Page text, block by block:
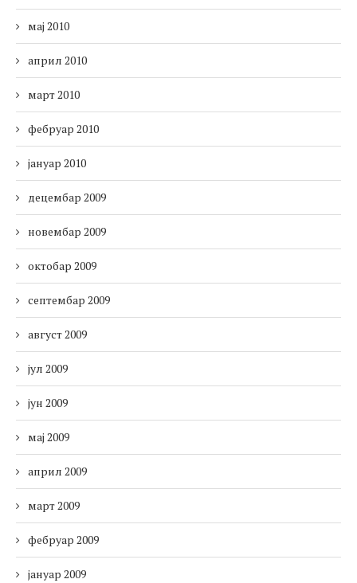
мај 2010
април 2010
март 2010
фебруар 2010
јануар 2010
децембар 2009
новембар 2009
октобар 2009
септембар 2009
август 2009
јул 2009
јун 2009
мај 2009
април 2009
март 2009
фебруар 2009
јануар 2009